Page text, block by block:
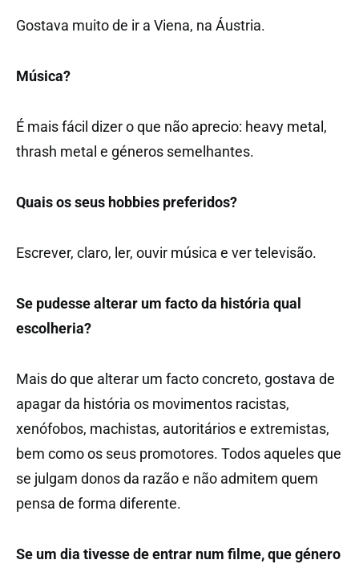
Gostava muito de ir a Viena, na Áustria.
Música?
É mais fácil dizer o que não aprecio: heavy metal,
thrash metal e géneros semelhantes.
Quais os seus hobbies preferidos?
Escrever, claro, ler, ouvir música e ver televisão.
Se pudesse alterar um facto da história qual
escolheria?
Mais do que alterar um facto concreto, gostava de
apagar da história os movimentos racistas,
xenófobos, machistas, autoritários e extremistas,
bem como os seus promotores. Todos aqueles que
se julgam donos da razão e não admitem quem
pensa de forma diferente.
Se um dia tivesse de entrar num filme, que género